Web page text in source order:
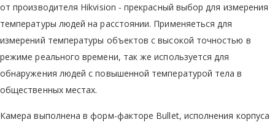
от производителя Hikvision - прекрасный выбор для измерения
температуры людей на расстоянии. Применяеться для
измерений температуры объектов с высокой точностью в
режиме реального времени, так же используется для
обнаружения людей с повышенной температурой тела в
общественных местах.
Камера выполнена в форм-факторе Bullet, исполнения корпуса